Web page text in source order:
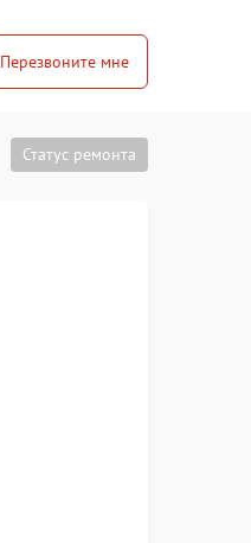
Перезвоните мне
Статус ремонта